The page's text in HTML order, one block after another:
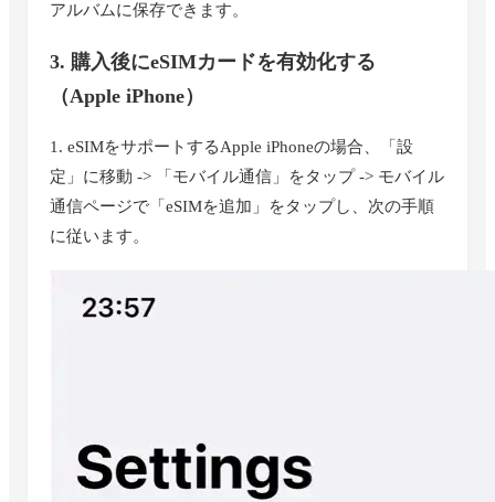
アルバムに保存できます。
3. 購入後にeSIMカードを有効化する
（Apple iPhone）
1. eSIMをサポートするApple iPhoneの場合、「設
定」に移動 -> 「モバイル通信」をタップ -> モバイル
通信ページで「eSIMを追加」をタップし、次の手順
に従います。